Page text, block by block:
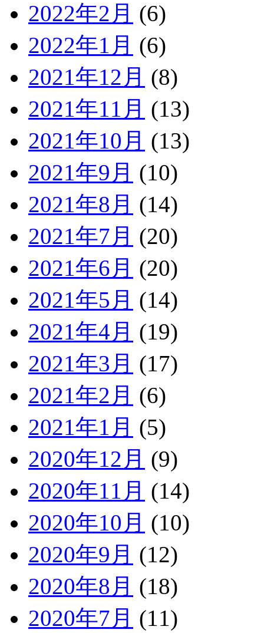
2022年2月 (6)
2022年1月 (6)
2021年12月 (8)
2021年11月 (13)
2021年10月 (13)
2021年9月 (10)
2021年8月 (14)
2021年7月 (20)
2021年6月 (20)
2021年5月 (14)
2021年4月 (19)
2021年3月 (17)
2021年2月 (6)
2021年1月 (5)
2020年12月 (9)
2020年11月 (14)
2020年10月 (10)
2020年9月 (12)
2020年8月 (18)
2020年7月 (11)